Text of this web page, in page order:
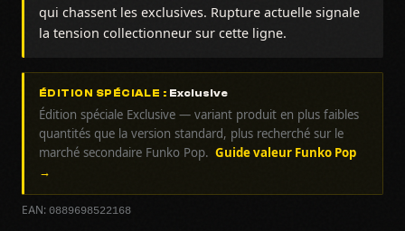
qui chassent les exclusives. Rupture actuelle signale
la tension collectionneur sur cette ligne.
ÉDITION SPÉCIALE : Exclusive
Édition spéciale Exclusive — variant produit en plus faibles
quantités que la version standard, plus recherché sur le
marché secondaire Funko Pop. Guide valeur Funko Pop
→
EAN: 0889698522168